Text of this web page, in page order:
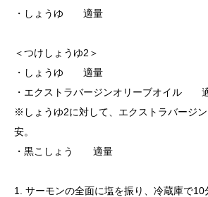
・しょうゆ 適量
＜つけしょうゆ2＞
・しょうゆ 適量
・エクストラバージンオリーブオイル
※しょうゆ2に対して、エクストラバージ
安。
・黒こしょう 適量
1. サーモンの全面に塩を振り、冷蔵庫で10